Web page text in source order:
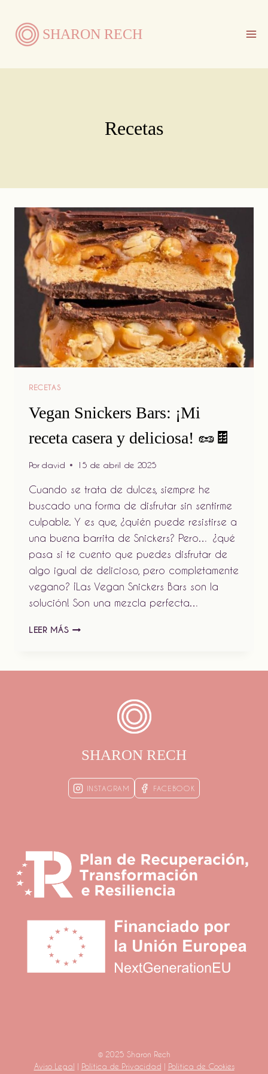
contenidoSHARON RECH
Recetas
RECETAS
Vegan Snickers Bars: ¡Mi
receta casera y deliciosa! 🥜🍫
Por david 15 de abril de 2025
Cuando se trata de dulces, siempre he
buscado una forma de disfrutar sin sentirme
culpable. Y es que, ¿quién puede resistirse a
una buena barrita de Snickers? Pero… ¿qué
pasa si te cuento que puedes disfrutar de
algo igual de delicioso, pero completamente
vegano? ¡Las Vegan Snickers Bars son la
solución! Son una mezcla perfecta…
LEER MÁS VEGAN
SHARON RECH
INSTAGRAM FACEBOOK
© 2025 Sharon Rech
Aviso Legal | Política de Privacidad | Política de Cookies